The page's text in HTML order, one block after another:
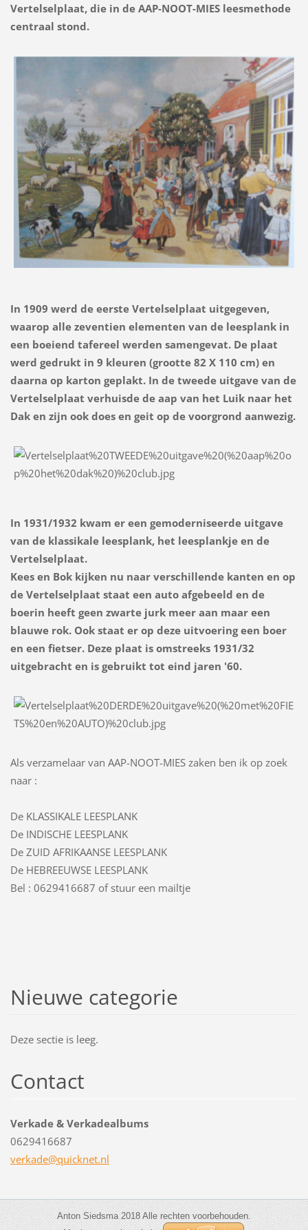
Vertelselplaat, die in de AAP-NOOT-MIES leesmethode
centraal stond.
In 1909 werd de eerste Vertelselplaat uitgegeven,
waarop alle zeventien elementen van de leesplank in
een boeiend tafereel werden samengevat. De plaat
werd gedrukt in 9 kleuren (grootte 82 X 110 cm) en
daarna op karton geplakt. In de tweede uitgave van de
Vertelselplaat verhuisde de aap van het Luik naar het
Dak en zijn ook does en geit op de voorgrond aanwezig.
In 1931/1932 kwam er een gemoderniseerde uitgave
van de klassikale leesplank, het leesplankje en de
Vertelselplaat.
Kees en Bok kijken nu naar verschillende kanten en op
de Vertelselplaat staat een auto afgebeeld en de
boerin heeft geen zwarte jurk meer aan maar een
blauwe rok. Ook staat er op deze uitvoering een boer
en een fietser. Deze plaat is omstreeks 1931/32
uitgebracht en is gebruikt tot eind jaren '60.
Als verzamelaar van AAP-NOOT-MIES zaken ben ik op zoek
naar :
De KLASSIKALE LEESPLANK
De INDISCHE LEESPLANK
De ZUID AFRIKAANSE LEESPLANK
De HEBREEUWSE LEESPLANK
Bel : 0629416687 of stuur een mailtje
Nieuwe categorie
Deze sectie is leeg.
Contact
Verkade & Verkadealbums
0629416687
verkade@quicknet.nl
Anton Siedsma 2018 Alle rechten voorbehouden.